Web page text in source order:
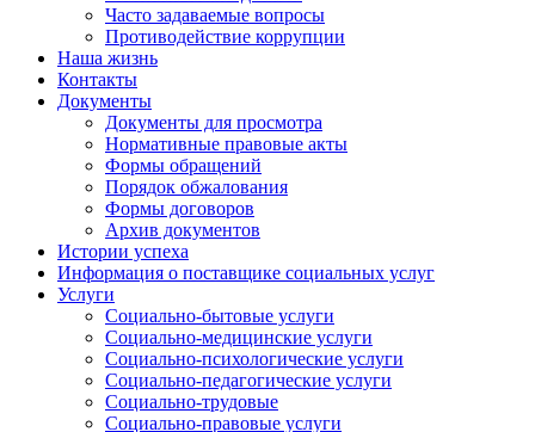
Часто задаваемые вопросы
Противодействие коррупции
Наша жизнь
Контакты
Документы
Документы для просмотра
Нормативные правовые акты
Формы обращений
Порядок обжалования
Формы договоров
Архив документов
Истории успеха
Информация о поставщике социальных услуг
Услуги
Социально-бытовые услуги
Социально-медицинские услуги
Социально-психологические услуги
Социально-педагогические услуги
Социально-трудовые
Социально-правовые услуги